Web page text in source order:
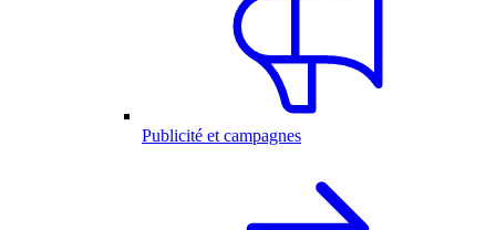
Publicité et campagnes